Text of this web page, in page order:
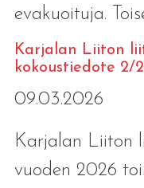
evakuoituja.
Karjalan Liiton
kokoustiedote 2/
09.03.2026
Karjalan Liiton
vuoden 2026